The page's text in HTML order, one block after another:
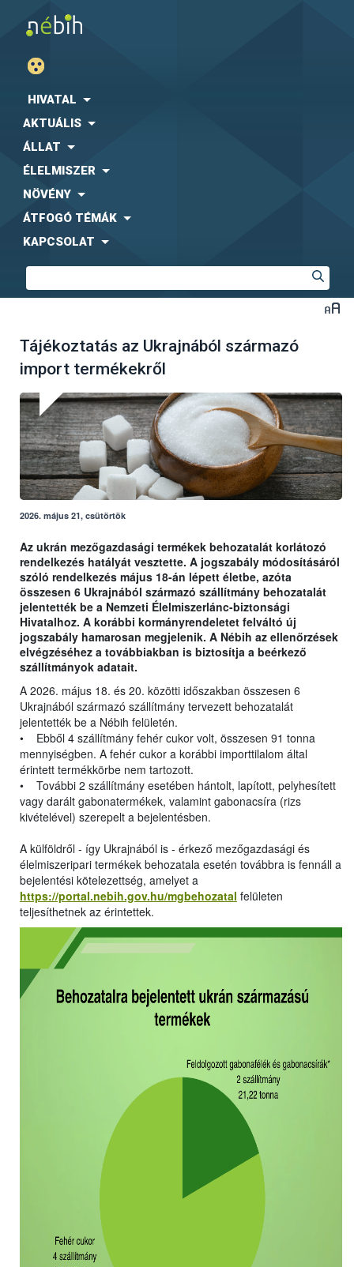
HIVATAL
AKTUÁLIS
ÁLLAT
ÉLELMISZER
NÖVÉNY
ÁTFOGÓ TÉMÁK
KAPCSOLAT
Tájékoztatás az Ukrajnából származó
import termékekről
2026. május 21, csütörtök
Az ukrán mezőgazdasági termékek behozatalát korlátozó
rendelkezés hatályát vesztette. A jogszabály módosításáról
szóló rendelkezés május 18-án lépett életbe, azóta
összesen 6 Ukrajnából származó szállítmány behozatalát
jelentették be a Nemzeti Élelmiszerlánc-biztonsági
Hivatalhoz. A korábbi kormányrendeletet felváltó új
jogszabály hamarosan megjelenik. A Nébih az ellenőrzések
elvégzéséhez a továbbiakban is biztosítja a beérkező
szállítmányok adatait.
A 2026. május 18. és 20. közötti időszakban összesen 6
Ukrajnából származó szállítmány tervezett behozatalát
jelentették be a Nébih felületén.
• Ebből 4 szállítmány fehér cukor volt, összesen 91 tonna
mennyiségben. A fehér cukor a korábbi importtilalom által
érintett termékkörbe nem tartozott.
• További 2 szállítmány esetében hántolt, lapított, pelyhesített
vagy darált gabonatermékek, valamint gabonacsíra (rizs
kivételével) szerepelt a bejelentésben.
A külföldről - így Ukrajnából is - érkező mezőgazdasági és
élelmiszeripari termékek behozatala esetén továbbra is fennáll a
bejelentési kötelezettség, amelyet a
https://portal.nebih.gov.hu/mgbehozatal felületen
teljesíthetnek az érintettek.